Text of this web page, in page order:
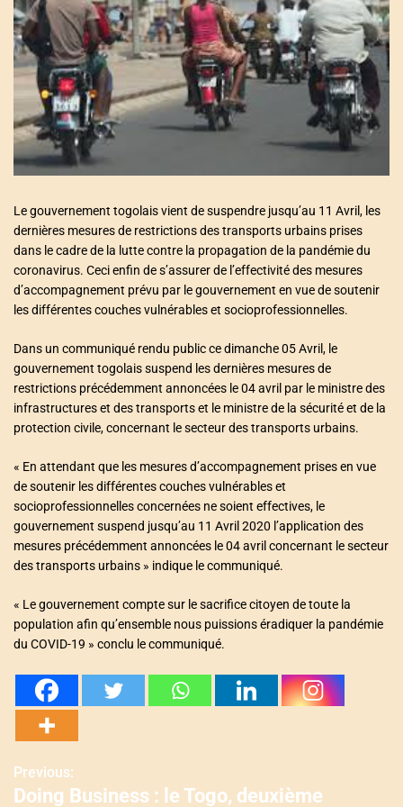
e
d
e
a
d
t
i
m
e
Le gouvernement togolais vient de suspendre jusqu’au 11 Avril, les
dernières mesures de restrictions des transports urbains prises
dans le cadre de la lutte contre la propagation de la pandémie du
coronavirus. Ceci enfin de s’assurer de l’effectivité des mesures
d’accompagnement prévu par le gouvernement en vue de soutenir
les différentes couches vulnérables et socioprofessionnelles.
Dans un communiqué rendu public ce dimanche 05 Avril, le
gouvernement togolais suspend les dernières mesures de
restrictions précédemment annoncées le 04 avril par le ministre des
infrastructures et des transports et le ministre de la sécurité et de la
protection civile, concernant le secteur des transports urbains.
« En attendant que les mesures d’accompagnement prises en vue
de soutenir les différentes couches vulnérables et
socioprofessionnelles concernées ne soient effectives, le
gouvernement suspend jusqu’au 11 Avril 2020 l’application des
mesures précédemment annoncées le 04 avril concernant le secteur
des transports urbains » indique le communiqué.
« Le gouvernement compte sur le sacrifice citoyen de toute la
population afin qu’ensemble nous puissions éradiquer la pandémie
du COVID-19 » conclu le communiqué.
N
Previous:
Doing Business : le Togo, deuxième